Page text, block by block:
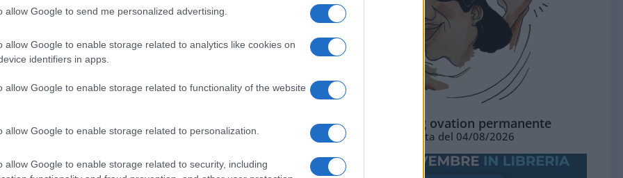
allow Google to send me personalized advertising.
allow Google to enable storage related to analytics like cookies on
identifiers in apps.
allow Google to enable storage related to functionality of the website
allow Google to enable storage related to personalization.
allow Google to enable storage related to security, including
della maggior parte della banca
coinvolgesse solo i proprietari
La conseguenza, tuttavia, è un
settore pubblico. Non è così che
coraggioso dell’unione bancaria
normalmente richiedono che si facciano
nell’Europa meridionale”.
la redditività della banca in base alle
La standing ovation permanente
Vignetta del 04/08/2026